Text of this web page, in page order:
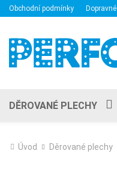
Obchodní podmínky Dopravné
DĚROVANÉ PLECHY
Úvod Děrované plechy